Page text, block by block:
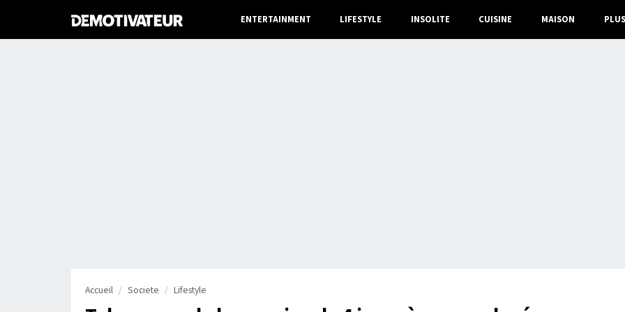
ENTERTAINMENT LIFESTYLE INSOLITE CUISINE MAISON PLUS
Accueil Societe Lifestyle